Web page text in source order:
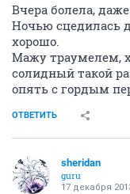
Вчера болела,
Ночью сцедилась
хорошо.
Мажу траумелем,
солидный такой
опять с гордым
ОТВЕТИТЬ
sheridan
guru
17 декабря